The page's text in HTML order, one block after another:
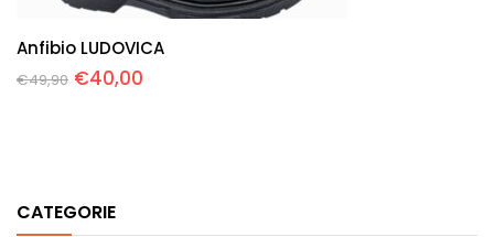
CATEGORIE
Anfibio LUDOVICA
€49,90 €40,00